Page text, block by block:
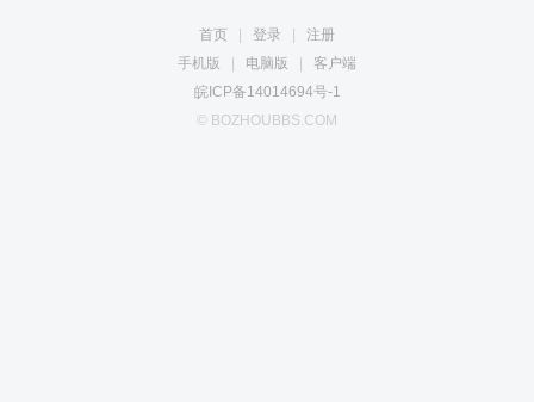
首页 登录
注册
手机版
电脑版
客户端
皖ICP备14014694号-1
© BOZHOUBBS.COM